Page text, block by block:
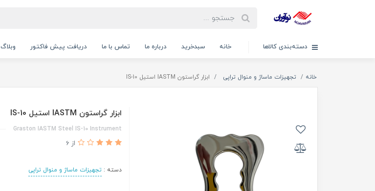
دسته‌بندی کالاها خانه سبدخرید درباره ما تماس با ما دریافت پیش فاکتور وبلاگ
خانه تجهیزات ماساژ و منوال تراپی ابزار گراستون IASTM استیل IS-10
ابزار گراستون IASTM استیل IS-10
Graston IASTM Steel IS-10 Instrument
از 6
دسته :تجهیزات ماساژ و منوال تراپی